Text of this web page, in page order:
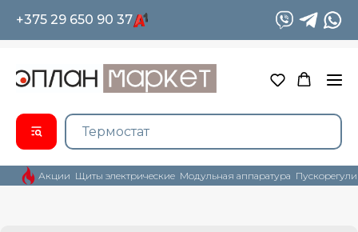
+375 29 650 90 37
Акции Щиты электрические Модульная аппаратура